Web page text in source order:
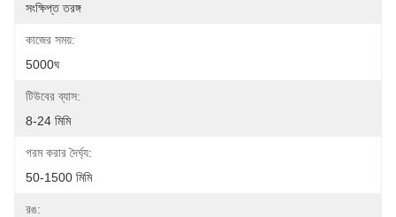
সংক্ষিপ্ত তরঙ্গ
কাজের সময়:
5000ঘ
টিউবের ব্যাস:
8-24 মিমি
গরম করার দৈর্ঘ্য:
50-1500 মিমি
রঙ: